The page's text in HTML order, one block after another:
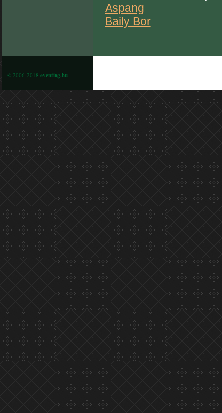
Aspang
Baily Bor
© 2006-2018 eventing.hu